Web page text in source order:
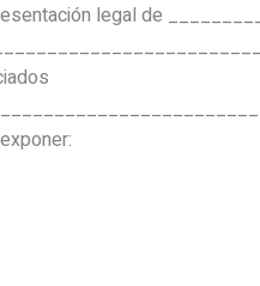
legal de